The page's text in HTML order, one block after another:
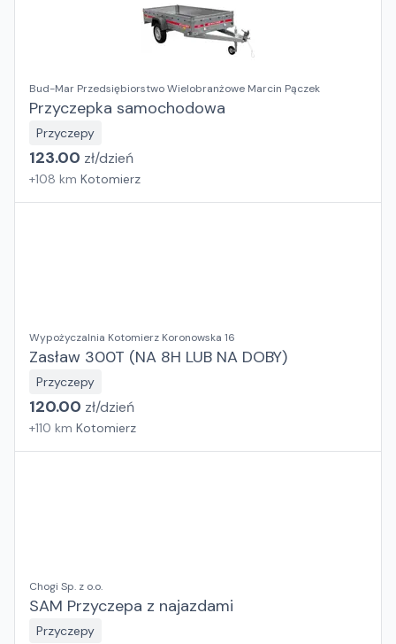
Bud-Mar Przedsiębiorstwo Wielobranżowe Marcin Pączek
Przyczepka samochodowa
Przyczepy
123.00 zł/dzień
+108 km Kotomierz
Wypożyczalnia Kotomierz Koronowska 16
Zasław 300T (NA 8H LUB NA DOBY)
Przyczepy
120.00 zł/dzień
+110 km Kotomierz
Chogi Sp. z o.o.
SAM Przyczepa z najazdami
Przyczepy